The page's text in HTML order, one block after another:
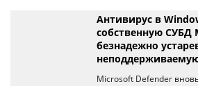
Антивирус в
собственную СУБД
безнадежно
Microsoft Defender